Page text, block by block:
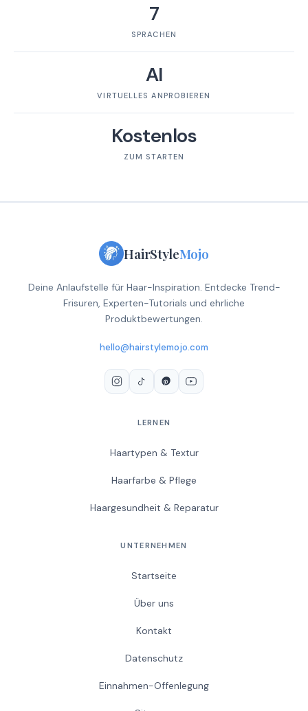
7
SPRACHEN
AI
VIRTUELLES ANPROBIEREN
Kostenlos
ZUM STARTEN
HairStyleMojo
Deine Anlaufstelle für Haar-Inspiration. Entdecke Trend-
Frisuren, Experten-Tutorials und ehrliche
Produktbewertungen.
hello@hairstylemojo.com
LERNEN
Haartypen & Textur
Haarfarbe & Pflege
Haargesundheit & Reparatur
UNTERNEHMEN
Startseite
Über uns
Kontakt
Datenschutz
Einnahmen-Offenlegung